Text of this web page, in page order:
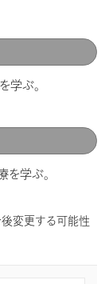
学ぶ。
学ぶ。
変更する可能性